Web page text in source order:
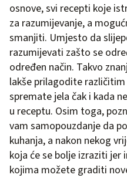
osnove, svi recepti koje
za razumijevanje, a
smanjiti. Umjesto da
razumijevati zašto se
određen način. Takvo
lakše prilagodite
spremate jela čak i kada
u receptu. Osim toga,
vam samopouzdanje da
kuhanja, a nakon nekog
koja će se bolje izraziti
kojima možete graditi